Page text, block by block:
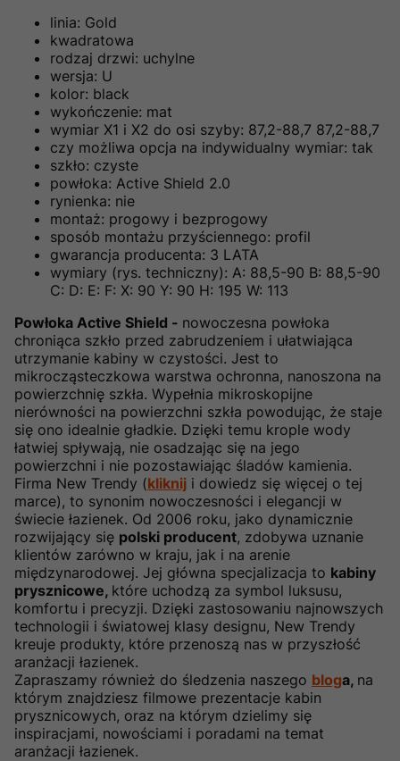
linia: Gold
kwadratowa
rodzaj drzwi: uchylne
wersja: U
kolor: black
wykończenie: mat
wymiar X1 i X2 do osi szyby: 87,2-88,7 87,2-88,7
czy możliwa opcja na indywidualny wymiar: tak
szkło: czyste
powłoka: Active Shield 2.0
rynienka: nie
montaż: progowy i bezprogowy
sposób montażu przyściennego: profil
gwarancja producenta: 3 LATA
wymiary (rys. techniczny): A: 88,5-90 B: 88,5-90
C: D: E: F: X: 90 Y: 90 H: 195 W: 113
Powłoka Active Shield - nowoczesna powłoka
chroniąca szkło przed zabrudzeniem i ułatwiająca
utrzymanie kabiny w czystości. Jest to
mikrocząsteczkowa warstwa ochronna, nanoszona na
powierzchnię szkła. Wypełnia mikroskopijne
nierówności na powierzchni szkła powodując, że staje
się ono idealnie gładkie. Dzięki temu krople wody
łatwiej spływają, nie osadzając się na jego
powierzchni i nie pozostawiając śladów kamienia.
Firma New Trendy (kliknij i dowiedz się więcej o tej
marce), to synonim nowoczesności i elegancji w
świecie łazienek. Od 2006 roku, jako dynamicznie
rozwijający się polski producent, zdobywa uznanie
klientów zarówno w kraju, jak i na arenie
międzynarodowej. Jej główna specjalizacja to kabiny
prysznicowe, które uchodzą za symbol luksusu,
komfortu i precyzji. Dzięki zastosowaniu najnowszych
technologii i światowej klasy designu, New Trendy
kreuje produkty, które przenoszą nas w przyszłość
aranżacji łazienek.
Zapraszamy również do śledzenia naszego bloga, na
którym znajdziesz filmowe prezentacje kabin
prysznicowych, oraz na którym dzielimy się
inspiracjami, nowościami i poradami na temat
aranżacji łazienek.